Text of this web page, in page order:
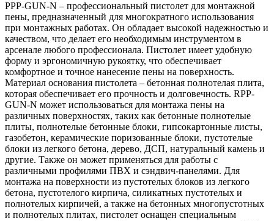
РPP-GUN-N – профессиональный пистолет для монтажной
пены, предназначенный для многократного использования
при монтажных работах. Он обладает высокой надежностью и
качеством, что делает его необходимым инструментом в
арсенале любого профессионала. Пистолет имеет удобную
форму и эргономичную рукоятку, что обеспечивает
комфортное и точное нанесение пены на поверхность.
Материал основания пистолета – бетонная полнотелая плита,
которая обеспечивает его прочность и долговечность. RPP-
GUN-N может использоваться для монтажа пены на
различных поверхностях, таких как бетонные полнотелые
плиты, полнотелые бетонные блоки, гипсокартонные листы,
газобетон, керамические поризованные блоки, пустотелые
блоки из легкого бетона, дерево, ДСП, натуральный камень и
другие. Также он может применяться для работы с
различными профилями ПВХ и сэндвич-панелями. Для
монтажа на поверхности из пустотелых блоков из легкого
бетона, пустотелого кирпича, силикатных пустотелых и
полнотелых кирпичей, а также на бетонных многопустотных
и полнотелых плитах, пистолет оснащен специальным